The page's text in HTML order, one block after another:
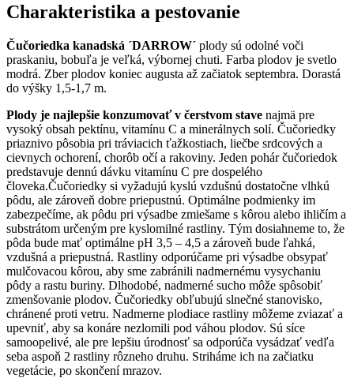
Charakteristika a pestovanie
Čučoriedka kanadská ´DARROW´ plody sú odolné voči
praskaniu, bobuľa je veľká, výbornej chuti. Farba plodov je svetlo
modrá. Zber plodov koniec augusta až začiatok septembra. Dorastá
do výšky 1,5-1,7 m.
Plody je najlepšie konzumovať v čerstvom stave najmä pre
vysoký obsah pektínu, vitamínu C a minerálnych solí. Čučoriedky
priaznivo pôsobia pri tráviacich ťažkostiach, liečbe srdcových a
cievnych ochorení, chorôb očí a rakoviny. Jeden pohár čučoriedok
predstavuje dennú dávku vitamínu C pre dospelého
človeka.Čučoriedky si vyžadujú kyslú vzdušnú dostatočne vlhkú
pôdu, ale zároveň dobre priepustnú. Optimálne podmienky im
zabezpečíme, ak pôdu pri výsadbe zmiešame s kôrou alebo ihličím a
substrátom určeným pre kyslomilné rastliny. Tým dosiahneme to, že
pôda bude mať optimálne pH 3,5 – 4,5 a zároveň bude ľahká,
vzdušná a priepustná. Rastliny odporúčame pri výsadbe obsypať
mulčovacou kôrou, aby sme zabránili nadmernému vysychaniu
pôdy a rastu buriny. Dlhodobé, nadmerné sucho môže spôsobiť
zmenšovanie plodov. Čučoriedky obľubujú slnečné stanovisko,
chránené proti vetru. Nadmerne plodiace rastliny môžeme zviazať a
upevniť, aby sa konáre nezlomili pod váhou plodov. Sú síce
samoopelivé, ale pre lepšiu úrodnosť sa odporúča vysádzať vedľa
seba aspoň 2 rastliny rôzneho druhu. Striháme ich na začiatku
vegetácie, po skončení mrazov.